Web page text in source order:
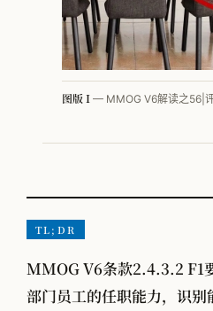
方法论体系总览
PFEP
全部观点
图版 I — MMOG V6解读之56|
TL;DR
MMOG V6条款2.4.3.2 F1
部门员工的任职能力，识